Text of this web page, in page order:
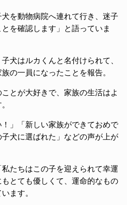
を動物病院へ連れて行き、迷子
を確認します」と語っていま
犬はルカくんと名付けられて、
の一員になったことを報告。
とが大好きで、家族の生活はよ
」「新しい家族ができておめで
犬に選ばれた」などの声が上が
たちはこの子を迎えられて幸運
とても優しくて、運命的なもの
ます。